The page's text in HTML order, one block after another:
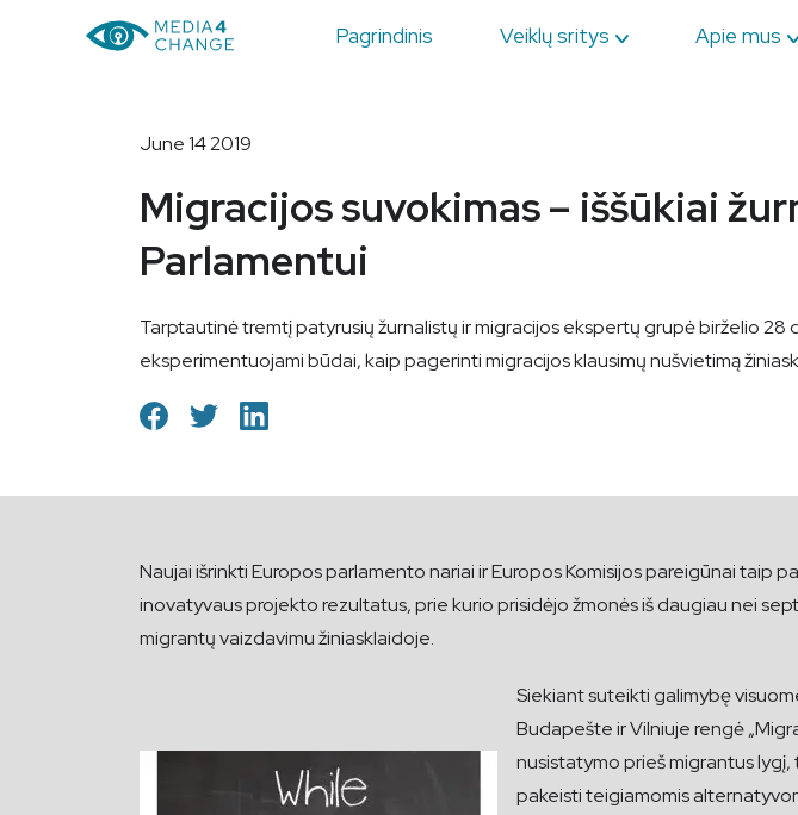
Pagrindinis Veiklų sritys Apie mus
June 14 2019
Migracijos suvokimas – iššūkiai
Parlamentui
Tarptautinė tremtį patyrusių žurnalistų ir migracijos ekspertų grupė birželio
eksperimentuojami būdai, kaip pagerinti migracijos klausimų nušvietimą
Naujai išrinkti Europos parlamento nariai ir Europos Komisijos pareigūnai
inovatyvaus projekto rezultatus, prie kurio prisidėjo žmonės iš daugiau nei
migrantų vaizdavimu žiniasklaidoje.
Siekiant suteikti galimybę
Budapešte ir Vilniuje rengė
nusistatymo prieš migrantus
pakeisti teigiamomis